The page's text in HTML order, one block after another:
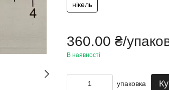
нікель
360.00 ₴/
В наявності
упаковка